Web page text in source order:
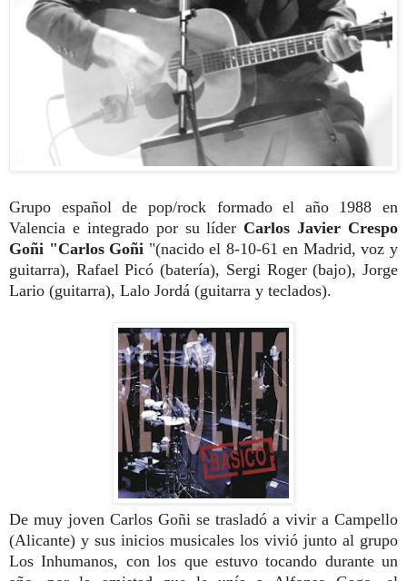
Grupo español de pop/rock formado el año 1988 en
Valencia e integrado por su líder Carlos Javier Crespo
Goñi "Carlos Goñi "(nacido el 8-10-61 en Madrid, voz y
guitarra), Rafael Picó (batería), Sergi Roger (bajo), Jorge
Lario (guitarra), Lalo Jordá (guitarra y teclados).
De muy joven Carlos Goñi se trasladó a vivir a Campello
(Alicante) y sus inicios musicales los vivió junto al grupo
Los Inhumanos, con los que estuvo tocando durante un